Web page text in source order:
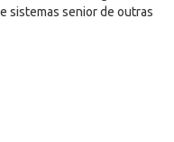
sistemas senior de outras